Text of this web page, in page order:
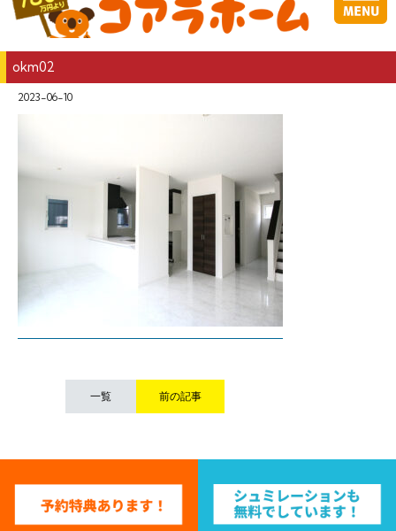
okm02
2023-06-10
一覧 前の記事